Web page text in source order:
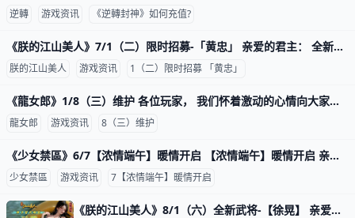
逆轉 游戏资讯 《逆轉封神》如何充值?
《朕的江山美人》7/1（二）限时招募-「黄忠」 亲爱的君主： 全新武将【黄忠】重磅上线！ 这位老当益壮、百战不殆的五虎上将，即将在战场上大展神威！ 限时累储活动同步开启！ 储值达指定门槛，即可额外
朕的江山美人 游戏资讯 1（二）限时招募 「黄忠」
《龍女郎》1/8（三）维护 各位玩家， 我们怀着激动的心情向大家宣布：我们的游戏已成功突破一百万下载！ 这一成就离不开你们的支持与热爱，感谢你们的一路相伴。 我们将于2025
龍女郎 游戏资讯 8（三）维护
《少女禁區》6/7【浓情端午】暖情开启 【浓情端午】暖情开启 亲爱的指挥官： 一叶粽香，一岁端阳。我们为各位指挥官准备了独具特色的节日活动， 即使深处危机四伏的废土世界，也要一起享受这难
少女禁區 游戏资讯 7【浓情端午】暖情开启
《朕的江山美人》8/1（六）全新武将-【徐晃】 亲爱的君主们： 酷暑难耐，谁能来替我解围？全新金将「徐晃」换上一身清凉化身夏日波浪，邀请君主一同解開夏日的極致誘惑！ 开始时间 UTC 2026/8/1 0:00 结束时间 UTC 2026/8/15